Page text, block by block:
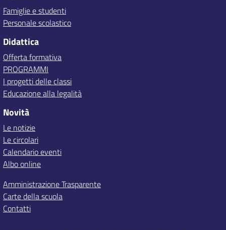
Famiglie e studenti
Personale scolastico
Didattica
Offerta formativa
PROGRAMMI
I progetti delle classi
Educazione alla legalità
Novità
Le notizie
Le circolari
Calendario eventi
Albo online
Amministrazione Trasparente
Carte della scuola
Contatti